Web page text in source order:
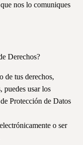
nos lo comuniques
Derechos?
de tus derechos,
puedes usar los
Protección de Datos
o ser